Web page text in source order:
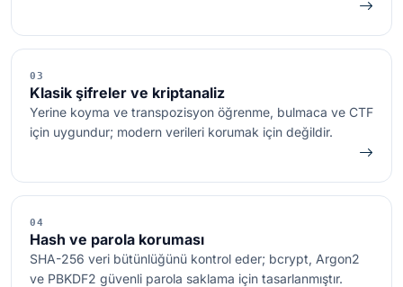
03
Klasik şifreler ve kriptanaliz
Yerine koyma ve transpozisyon öğrenme, bulmaca ve CTF
için uygundur; modern verileri korumak için değildir.
04
Hash ve parola koruması
SHA-256 veri bütünlüğünü kontrol eder; bcrypt, Argon2
ve PBKDF2 güvenli parola saklama için tasarlanmıştır.